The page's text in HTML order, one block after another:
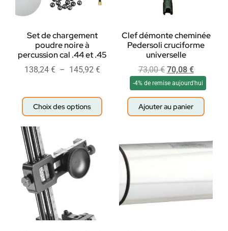
Set de chargement
poudre noire à
percussion cal .44 et .45
138,24 € – 145,92 €
Choix des options
Clef démonte cheminée
Pedersoli cruciforme
universelle
73,00€ 70,08 €
-4% de remise aujourd'hui
Ajouter au panier